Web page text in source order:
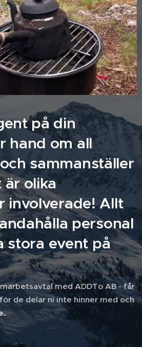
på din
hand om all
sammanställer
är olika
involverade! Allt
personal
stora event på
med ADDTo AB - får
de delar ni inte hinner med och